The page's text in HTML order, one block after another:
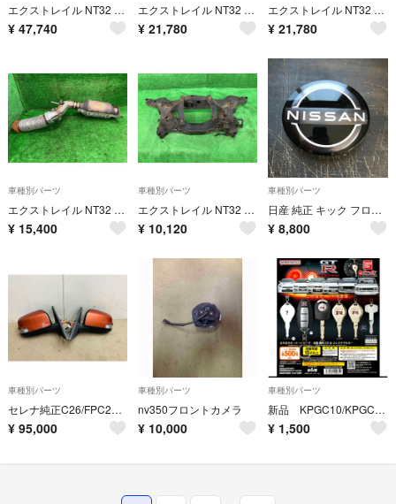
エクストレイル NT32 エキゾーストマニホールド・エキマニ 20XT エマージェンシー 4WD 5人 140E2-4CE0A RAQ
¥ 47,740
エクストレイル NT32 左リアナックルハブ 20XT エマージェンシー 4WD 5人 55502-4CA0C RAQ
¥ 21,780
エクストレイル NT32 右リアナックルハブ 20XT エマージェンシー 4WD 5人 55501-4CA0C RAQ
¥ 21,780
車種別パーツ
エクストレイル NT32 フロントエキゾーストパイプ・フロントパイプ 20XT エマージェンシー 4WD 5人 200A0-4CE0A RAQ
¥ 15,400
車種別パーツ
エクストレイル NT32 リアメンバー 20XT エマージェンシー 4WD 5人 55400-1YA0B RAQ
¥ 10,120
車種別パーツ
日産 純正 キック フロントエンブレム
¥ 8,800
車種別パーツ
セレナ純正C26/FPC26/NC26/FNPC26/HC26/HFC26/FNC26/FC26 左右ドアミラー 色NAT 中古品
¥ 95,000
車種別パーツ
nv350フロントカメラ
¥ 10,000
車種別パーツ
新品 KPGC10/KPGC110 鍵 バンダイ なりきりオーナーシリーズ 日産 歴代GT-R コレクタブルキー
¥ 1,500